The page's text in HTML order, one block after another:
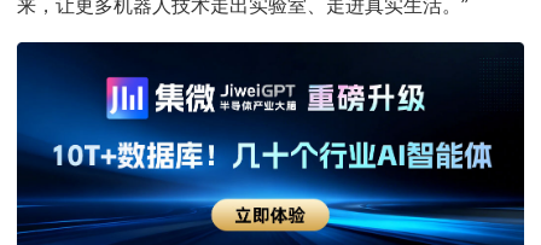
来，让更多机器人技术走出实验室、走进真实生活。”